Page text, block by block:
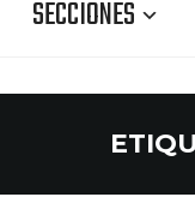
SECCIONES